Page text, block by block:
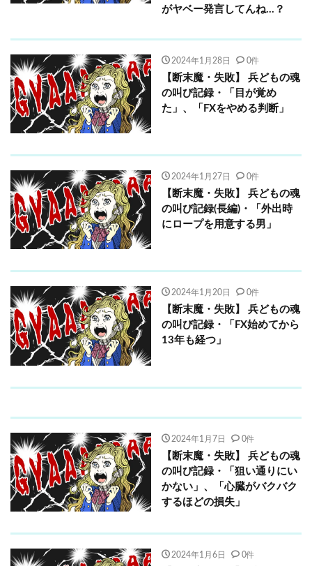
がヤベー発言してんね…？
2024年1月28日 0件
【断末魔・失敗】 兵どもの魂
の叫び記録・「目が覚め
た」、「FXをやめる判断」
2024年1月27日 0件
【断末魔・失敗】 兵どもの魂
の叫び記録(長編)・「外出時
にロープを用意する男」
2024年1月20日 0件
【断末魔・失敗】 兵どもの魂
の叫び記録・「FX始めてから
13年も経つ」
2024年1月7日 0件
【断末魔・失敗】 兵どもの魂
の叫び記録・「狙い通りにい
かない」、「心臓がバクバク
するほどの損失」
2024年1月6日 0件